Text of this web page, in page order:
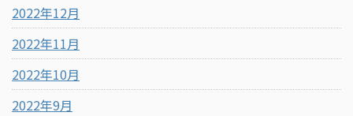
2022年12月
2022年11月
2022年10月
2022年9月